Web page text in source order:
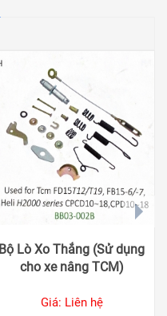
Bộ Lò Xo Thắng (Sử dụng
cho xe nâng TCM)
Giá: Liên hệ
next